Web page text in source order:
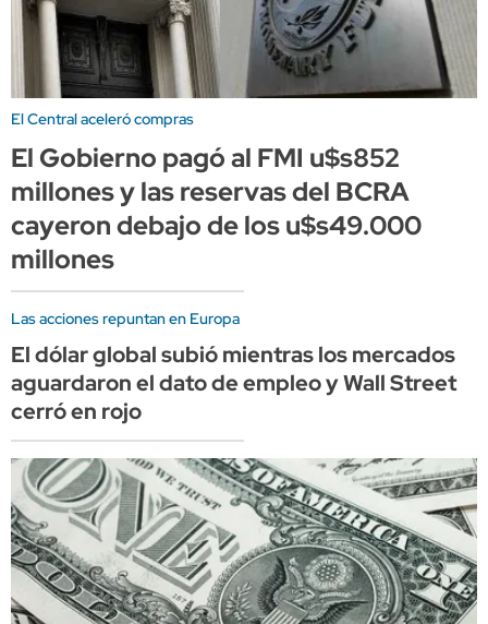
El Central aceleró compras
El Gobierno pagó al FMI u$s852
millones y las reservas del BCRA
cayeron debajo de los u$s49.000
millones
Las acciones repuntan en Europa
El dólar global subió mientras los mercados
aguardaron el dato de empleo y Wall Street
cerró en rojo